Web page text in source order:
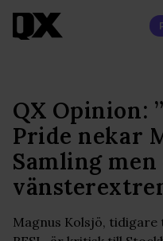
QX Opinion:
Pride nekar
Samling
Magnus Kolsjö,